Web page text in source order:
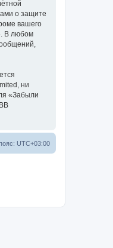
о защите
вашего
В любом
ни
«Забыли
UTC+03:00